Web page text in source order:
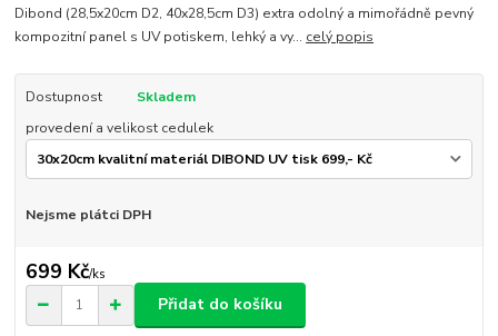
Dibond (28,5x20cm D2, 40x28,5cm D3) extra odolný a mimořádně pevný
kompozitní panel s UV potiskem, lehký a vy... celý popis
Dostupnost
Skladem
provedení a velikost cedulek
Nejsme plátci DPH
699 Kč/ks
Přidat do košíku